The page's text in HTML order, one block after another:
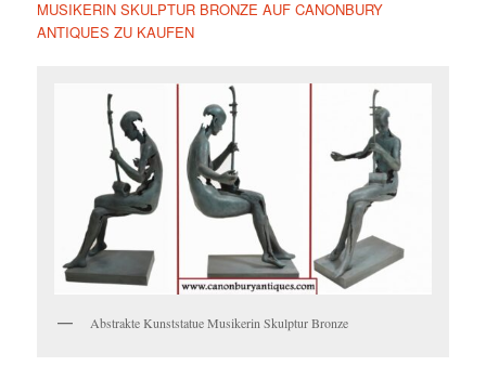
MUSIKERIN SKULPTUR BRONZE AUF CANONBURY
ANTIQUES ZU KAUFEN
Abstrakte Kunststatue Musikerin Skulptur Bronze